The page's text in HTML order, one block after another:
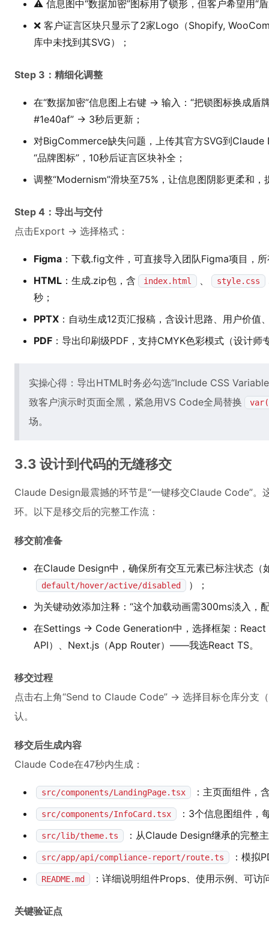
⚠️ 信息图中“数据加密”图标用了锁形，但客户希望用“
❌ 客户证言区块只显示了2家Logo（Shopify,
库中未找到其SVG）；
Step 3：精细化调整
在“数据加密”信息图上右键 → 输入：“把锁图标换成
#1e40af” → 3秒后更新；
对BigCommerce缺失问题，上传其官方SVG到
“品牌图标”，10秒后证言区块补全；
调整“Modernism”滑块至75%，让信息图阴影更柔和，
Step 4：导出与交付
点击Export → 选择格式：
Figma ：下载.fig文件，可直接导入团队Figma项目，
HTML ：生成.zip包，含 index.html 、 style.css
秒；
PPTX ：自动生成12页汇报稿，含设计思路、用户价
PDF ：导出印刷级PDF，支持CMYK色彩模式（设计师
实操心得：导出HTML时务必勾选“Include CSS
致客户演示时页面全黑，紧急用VS Code全局替换
场。
3.3 设计到代码的无缝移交
Claude Design最震撼的环节是“一键移交Claude Code”。
环。以下是移交后的完整工作流：
移交前准备
在Claude Design中，确保所有交互元素已标注状态（
default/hover/active/disabled
）；
为关键动效添加注释：“这个加载动画需300ms淡入，
在Settings → Code Generation中，选择框架：
API）、Next.js（App Router）——我选React TS。
移交过程
点击右上角“Send to Claude Code” → 选择目标仓库分支
认。
移交后生成内容
Claude Code在47秒内生成：
src/components/LandingPage.tsx ：主页面组件，
src/components/InfoCard.tsx ：3个信息图组件，
src/lib/theme.ts ：从Claude Design继承的完整
src/app/api/compliance-report/route.ts ：模拟
README.md ：详细说明组件Props、使用示例、可访
关键验证点